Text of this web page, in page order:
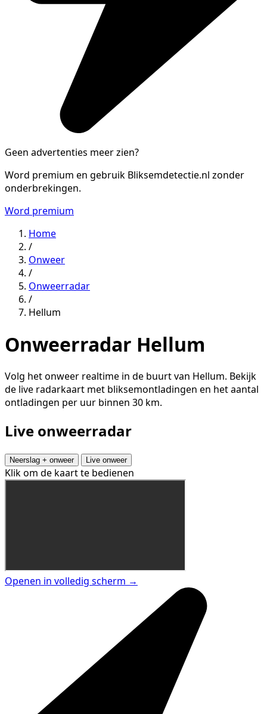
Geen advertenties meer zien?
Word premium en gebruik Bliksemdetectie.nl zonder
onderbrekingen.
Word premium
Home
/
Onweer
/
Onweerradar
/
Hellum
Onweerradar Hellum
Volg het onweer realtime in de buurt van Hellum. Bekijk
de live radarkaart met bliksemontladingen en het aantal
ontladingen per uur binnen 30 km.
Live onweerradar
Neerslag + onweer Live onweer
Klik om de kaart te bedienen
Openen in volledig scherm →